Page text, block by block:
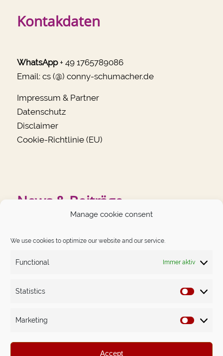
Manage cookie consent
We use cookies to optimize our website and our service.
Functional Immer aktiv
Statistics
Marketing
Accept
Kontakdaten
WhatsApp+ 49 1765789086
Email: cs (@) conny-schumacher.de
Impressum & Partner
Datenschutz
Disclaimer
Cookie-Richtlinie (EU)
News & Beiträge
NEUESTE BEITRÄGE
German Angst auf dem Prüfstand
machen, als du bist.
The Big Leap in Sachen Money Mindset: Astrids Weg